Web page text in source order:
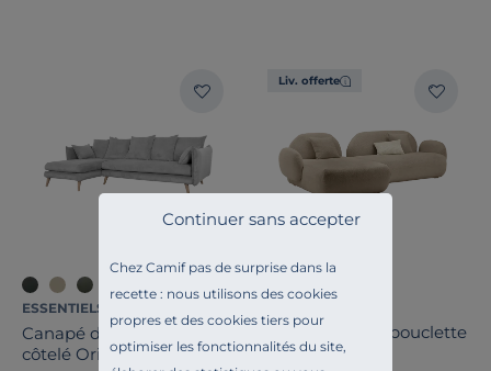
Chez Camif pas de surprise dans la
recette : nous utilisons des cookies
propres et des cookies tiers pour
optimiser les fonctionnalités du site,
Continuer sans accepter
+2
ESSENTIELS PAR CAMIF
Canapé d'angle velours
côtelé Orion
Liv. offerte
Canapé d'angle bouclette
Oméga